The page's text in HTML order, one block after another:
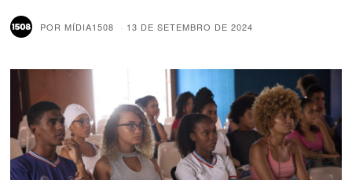
PORMÍDIA1508 13 DE SETEMBRO DE 2024